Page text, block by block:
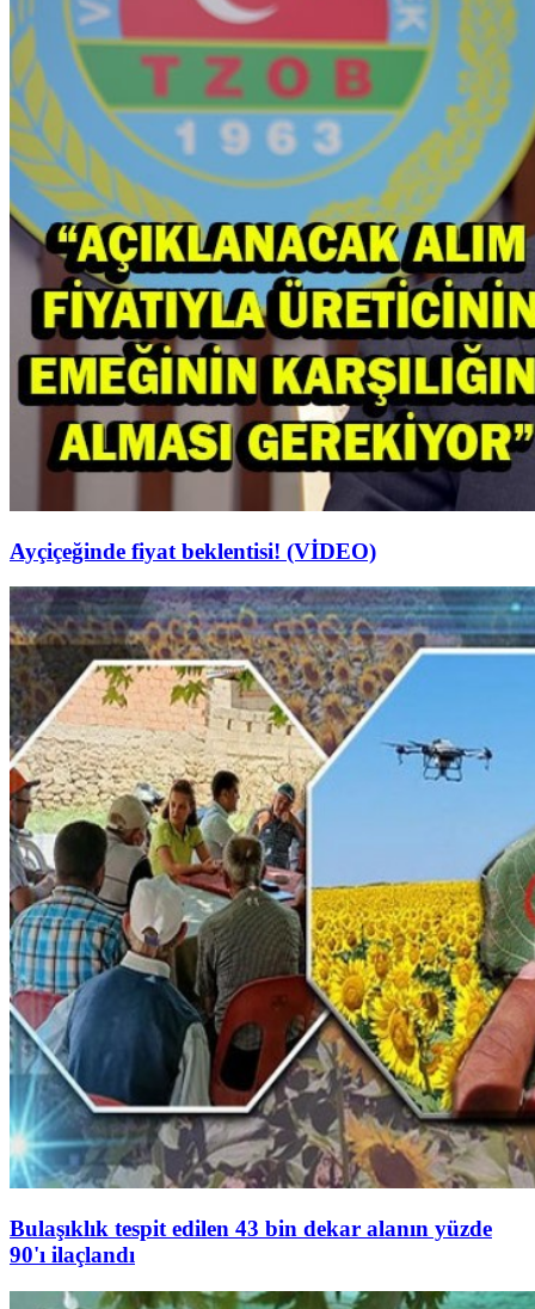
Ayçiçeğinde fiyat beklentisi! (VİDEO)
Bulaşıklık tespit edilen 43 bin dekar alanın yüzde
90'ı ilaçlandı